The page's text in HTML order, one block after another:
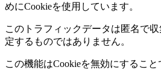
めにCookieを使用しています。
このトラフィックデータは匿名で
定するものではありません。
この機能はCookieを無効にするこ